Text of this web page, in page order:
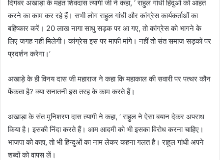
दिगंबर अखाड़ा के महंत शिवदास त्यागी जी ने कहा, ‘ राहुल गांधी हिंदुओं को आहत
करने का काम कर रहे हैं। सभी लोग राहुल गांधी और कांग्रेस कार्यकर्ताओं का
बहिष्कार करें। 20 लाख नागा साधु सड़क पर आ गए, तो कांग्रेस को भागने के
लिए जगह नहीं मिलेगी। कांग्रेस इस पर माफी मांगे। नहीं तो संत समाज सड़कों पर
प्रदर्शन करेगा।’
अखाड़े के ही विनय दास जी महाराज ने कहा कि महाकाल की सवारी पर पत्थर कौन
फेंकता है? क्या सनातनी इस तरह के काम करते हैं।
अखाड़ा के संत मुनिशरण दास त्यागी ने कहा, ‘ राहुल ने ऐसा बयान देकर अपराध
किया है। इसकी निंदा करते हैं। आम आदमी को भी इसका विरोध करना चाहिए।
भाजपा को कहा, तो भी हिन्दुओं का नाम लेकर कहना गलत है। राहुल गांधी अपने
शब्दों को वापस लें।